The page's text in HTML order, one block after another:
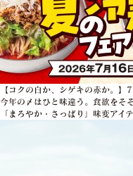
【コクの白か、シゲキの赤か。
今年の〆はひと味違う。食欲をそ
「まろやか・さっぱり」味変アイ